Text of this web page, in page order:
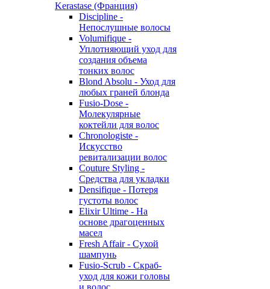
Kerastase (Франция)
Discipline -
Непослушные волосы
Volumifique -
Уплотняющий уход для
создания объема
тонких волос
Blond Absolu - Уход для
любых граней блонда
Fusio-Dose -
Молекулярные
коктейли для волос
Chronologiste -
Искусство
ревитализации волос
Couture Styling -
Средства для укладки
Densifique - Потеря
густоты волос
Elixir Ultime - На
основе драгоценных
масел
Fresh Affair - Сухой
шампунь
Fusio-Scrub - Скраб-
уход для кожи головы
и волос